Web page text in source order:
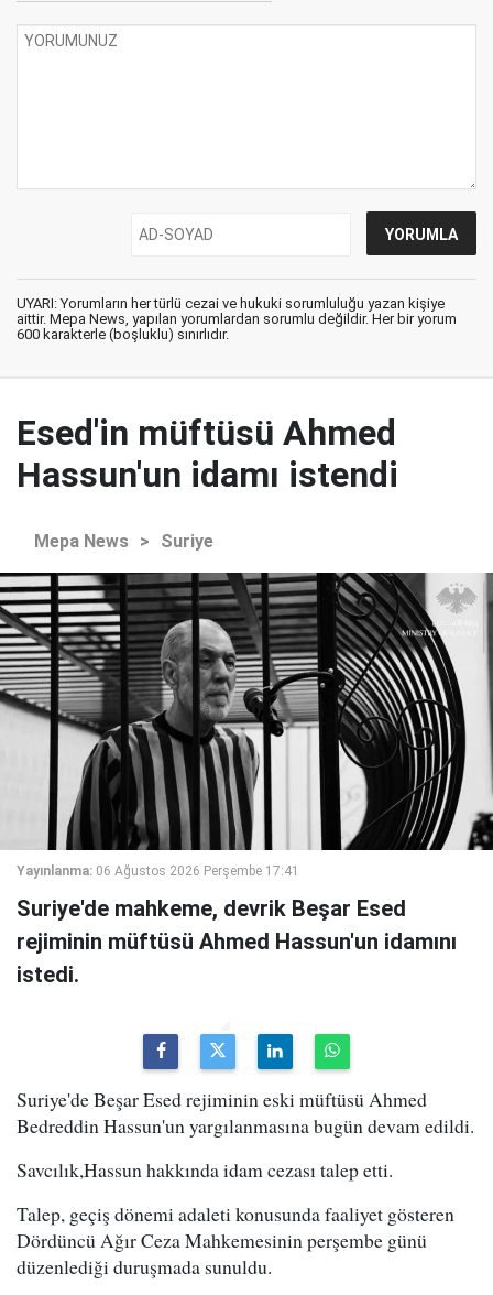
UYARI: Yorumların her türlü cezai ve hukuki sorumluluğu yazan kişiye
aittir. Mepa News, yapılan yorumlardan sorumlu değildir. Her bir yorum
600 karakterle (boşluklu) sınırlıdır.
Esed'in müftüsü Ahmed
Hassun'un idamı istendi
Mepa News > Suriye
Yayınlanma: 06 Ağustos 2026 Perşembe 17:41
Suriye'de mahkeme, devrik Beşar Esed
rejiminin müftüsü Ahmed Hassun'un idamını
istedi.
Suriye'de Beşar Esed rejiminin eski müftüsü Ahmed
Bedreddin Hassun'un yargılanmasına bugün devam edildi.
Savcılık,Hassun hakkında idam cezası talep etti.
Talep, geçiş dönemi adaleti konusunda faaliyet gösteren
Dördüncü Ağır Ceza Mahkemesinin perşembe günü
düzenlediği duruşmada sunuldu.